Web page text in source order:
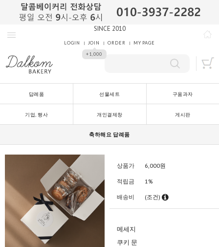
SINCE 2010
LOGIN JOIN
+1,000
ORDER MY PAGE
답례품 선물세트 구움과자
기업, 행사 개인결제창 게시판
축하해요 답례품
상품가 6,000원
적립금 1%
배송비 (조건)
메세지
쿠키 문